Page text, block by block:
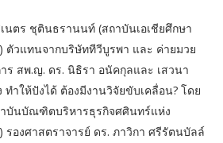
นตร ชุตินธรานนท์ (สถาบันเอเชียศึกษา
ตัวแทนจากบริษัททีวีบูรพา และ ค่ายมวย
ร สพ.ญ. ดร. นิธิรา อนัคกุลและ เสวนา
ทำให้ปังได้ ต้องมีงานวิจัยขับเคลื่อน? โดย
บันบัณฑิตบริหารธุรกิจศศินทร์แห่ง
องศาสตราจารย์ ดร. ภาวิกา ศรีรัตนบัลล์